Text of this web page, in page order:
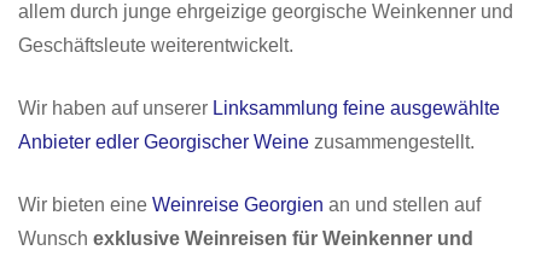
allem durch junge ehrgeizige georgische Weinkenner und
Geschäftsleute weiterentwickelt.
Wir haben auf unserer Linksammlung feine ausgewählte
Anbieter edler Georgischer Weine zusammengestellt.
Wir bieten eine Weinreise Georgien an und stellen auf
Wunsch exklusive Weinreisen für Weinkenner und